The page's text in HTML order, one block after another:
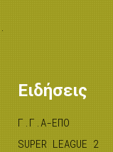
.
Ειδήσεις
Γ.Γ.Α-ΕΠΟ
SUPER LEAGUE 2